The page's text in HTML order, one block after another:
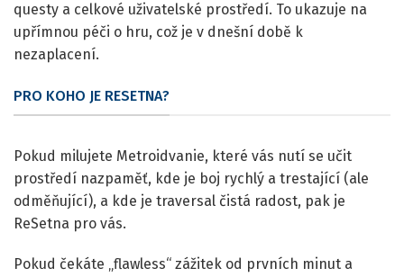
questy a celkové uživatelské prostředí. To ukazuje na
upřímnou péči o hru, což je v dnešní době k
nezaplacení.
PRO KOHO JE RESETNA?
Pokud milujete Metroidvanie, které vás nutí se učit
prostředí nazpaměť, kde je boj rychlý a trestající (ale
odměňující), a kde je traversal čistá radost, pak je
ReSetna pro vás.
Pokud čekáte „flawless“ zážitek od prvních minut a